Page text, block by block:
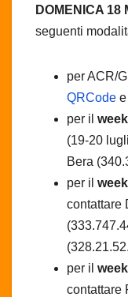
DOMENICA 18
seguenti
per ACR/
QRCode
per il
(19-20
Bera
per il
contattare
per il
contattare